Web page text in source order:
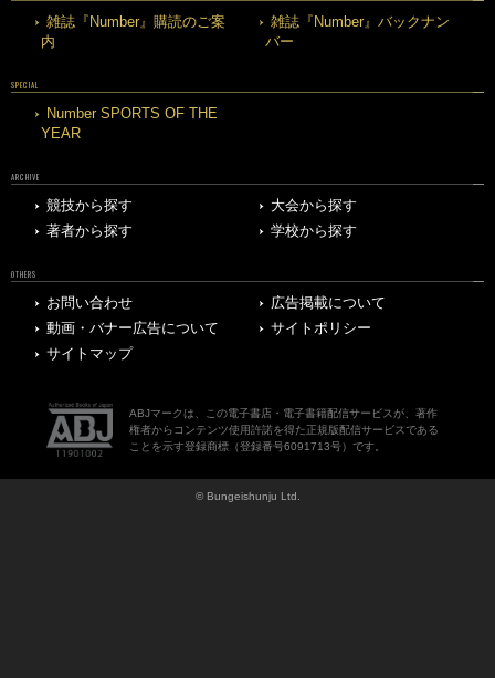
雑誌『Number』購読のご案
内
雑誌『Number』バックナン
バー
SPECIAL
Number SPORTS OF THE
YEAR
ARCHIVE
競技から探す
大会から探す
著者から探す
学校から探す
OTHERS
お問い合わせ
広告掲載について
動画・バナー広告について
サイトポリシー
サイトマップ
ABJマークは、この電子書店・電子書籍配信サービスが、著作
権者からコンテンツ使用許諾を得た正規版配信サービスである
ことを示す登録商標（登録番号6091713号）です。
© Bungeishunju Ltd.